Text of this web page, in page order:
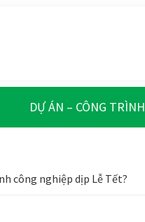
DỰ ÁN – CÔNG TRÌNH
công nghiệp dịp Lễ Tết?